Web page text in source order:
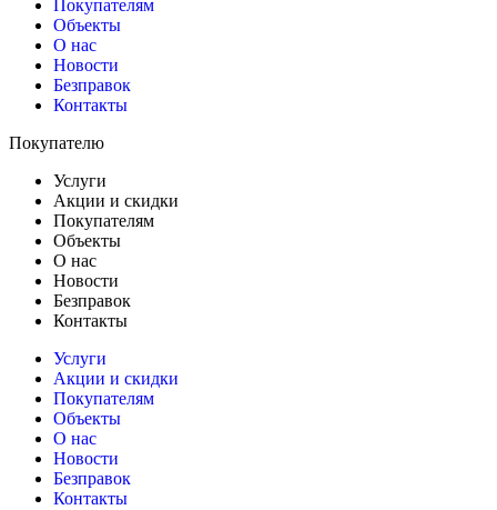
Покупателям
Объекты
О нас
Новости
Безправок
Контакты
Покупателю
Услуги
Акции и скидки
Покупателям
Объекты
О нас
Новости
Безправок
Контакты
Услуги
Акции и скидки
Покупателям
Объекты
О нас
Новости
Безправок
Контакты